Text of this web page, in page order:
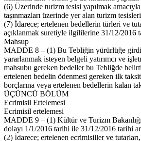
(6) Üzerinde turizm tesisi yapılmak
taşınmazları üzerinde yer alan turizm
(7) İdarece; ertelenen bedellerin türleri ve
açıklanmak suretiyle ilgililerine 31/12/2016
Mahsup
MADDE 8 – (1) Bu Tebliğin yürürlüğe
yararlanmak isteyen belgeli yatırımcı ve
mahsubu gereken bedeller bu Tebliğde
ertelenen bedelin ödenmesi gereken ilk
borçlarına veya ertelenen bedellerin kalan
ÜÇÜNCÜ BÖLÜM
Ecrimisil Ertelemesi
Ecrimisil ertelemesi
MADDE 9 – (1) Kültür ve Turizm
dolayı 1/1/2016 tarihi ile 31/12/2016 tarihi
(2) İdarece; ertelenen ecrimisiller ve